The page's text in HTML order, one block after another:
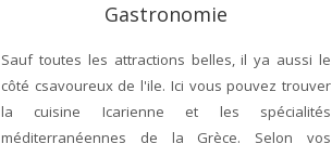
Gastronomie
Sauf toutes les attractions belles, il ya aussi le
côté csavoureux de l'ile. Ici vous pouvez trouver
la cuisine Icarienne et les spécialités
méditerranéennes de la Grèce. Selon vos